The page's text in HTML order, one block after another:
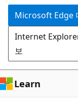
건
너
뛰
기
Microsoft Edge
Internet
보
Learn